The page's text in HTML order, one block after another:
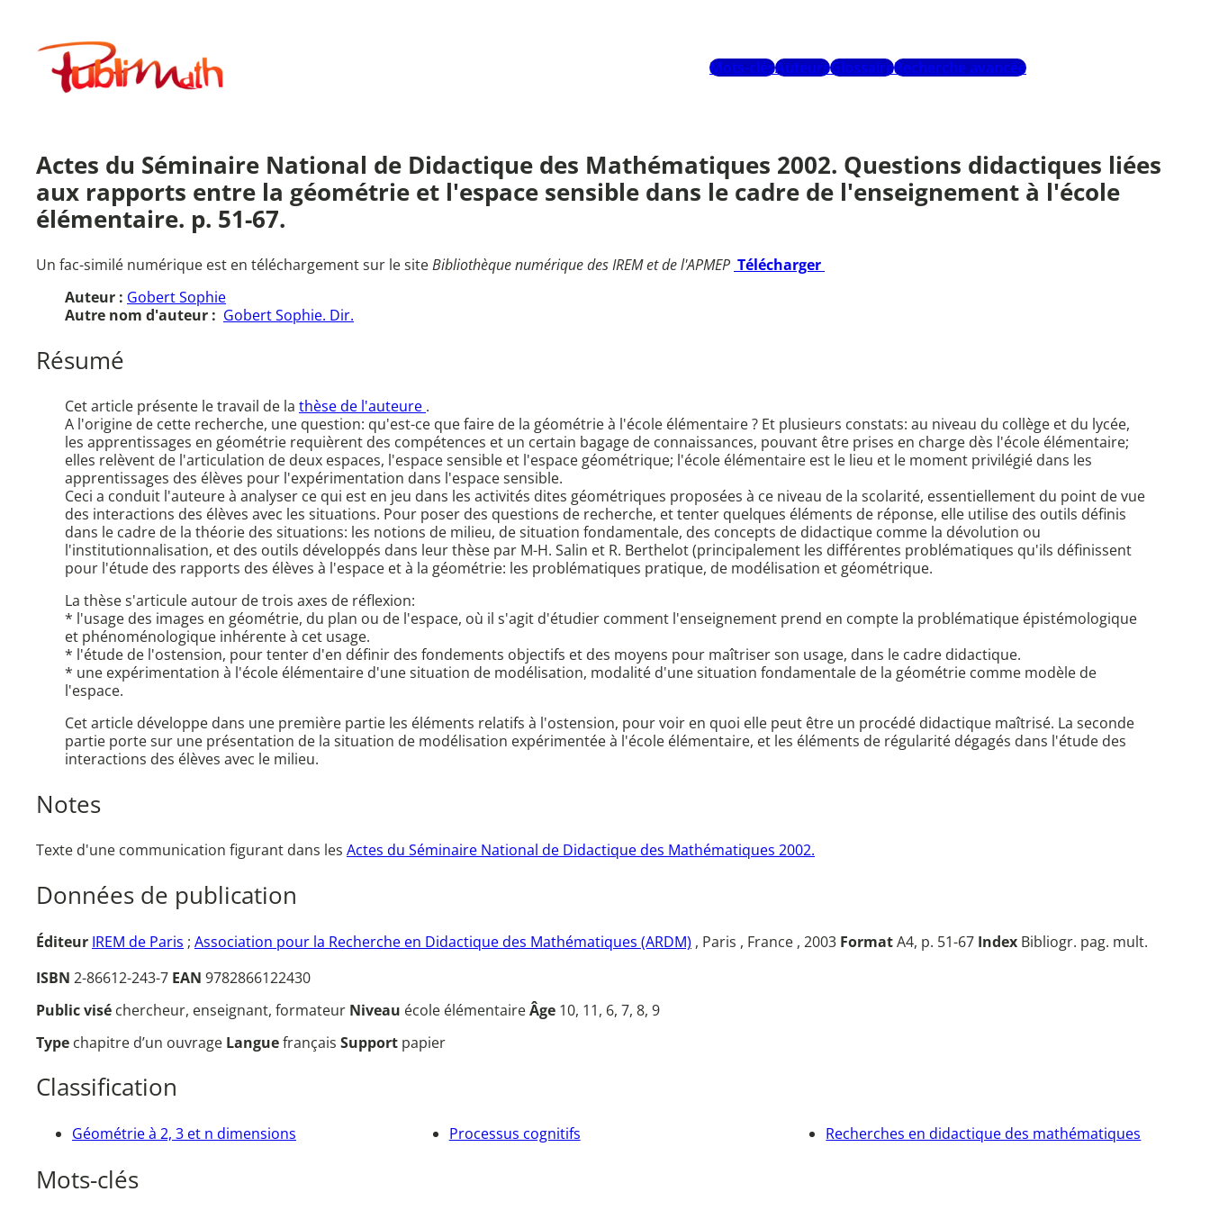
contenuPublimath
Mots-clésAuteursGlossaireRecherche avancée
Actes du Séminaire National de Didactique des Mathématiques 2002. Questions didactiques liées
aux rapports entre la géométrie et l'espace sensible dans le cadre de l'enseignement à l'école
élémentaire. p. 51-67.
Un fac-similé numérique est en téléchargement sur le siteBibliothèque numérique des IREM et de l'APMEP Télécharger
Auteur : Gobert Sophie
Autre nom d'auteur : Gobert Sophie. Dir.
Résumé
Cet article présente le travail de la thèse de l'auteure .
A l'origine de cette recherche, une question: qu'est-ce que faire de la géométrie à l'école élémentaire ? Et plusieurs constats: au niveau du collège et du lycée,
les apprentissages en géométrie requièrent des compétences et un certain bagage de connaissances, pouvant être prises en charge dès l'école élémentaire;
elles relèvent de l'articulation de deux espaces, l'espace sensible et l'espace géométrique; l'école élémentaire est le lieu et le moment privilégié dans les
apprentissages des élèves pour l'expérimentation dans l'espace sensible.
Ceci a conduit l'auteure à analyser ce qui est en jeu dans les activités dites géométriques proposées à ce niveau de la scolarité, essentiellement du point de vue
des interactions des élèves avec les situations. Pour poser des questions de recherche, et tenter quelques éléments de réponse, elle utilise des outils définis
dans le cadre de la théorie des situations: les notions de milieu, de situation fondamentale, des concepts de didactique comme la dévolution ou
l'institutionnalisation, et des outils développés dans leur thèse par M-H. Salin et R. Berthelot (principalement les différentes problématiques qu'ils définissent
pour l'étude des rapports des élèves à l'espace et à la géométrie: les problématiques pratique, de modélisation et géométrique.
La thèse s'articule autour de trois axes de réflexion:
* l'usage des images en géométrie, du plan ou de l'espace, où il s'agit d'étudier comment l'enseignement prend en compte la problématique épistémologique
et phénoménologique inhérente à cet usage.
* l'étude de l'ostension, pour tenter d'en définir des fondements objectifs et des moyens pour maîtriser son usage, dans le cadre didactique.
* une expérimentation à l'école élémentaire d'une situation de modélisation, modalité d'une situation fondamentale de la géométrie comme modèle de
l'espace.
Cet article développe dans une première partie les éléments relatifs à l'ostension, pour voir en quoi elle peut être un procédé didactique maîtrisé. La seconde
partie porte sur une présentation de la situation de modélisation expérimentée à l'école élémentaire, et les éléments de régularité dégagés dans l'étude des
interactions des élèves avec le milieu.
Notes
Texte d'une communication figurant dans les Actes du Séminaire National de Didactique des Mathématiques 2002.
Données de publication
Éditeur IREM de Paris ; Association pour la Recherche en Didactique des Mathématiques (ARDM) , Paris , France , 2003 FormatA4, p. 51-67 Index Bibliogr. pag. mult.
ISBN 2-86612-243-7 EAN 9782866122430
Public visé chercheur, enseignant, formateur Niveau école élémentaireÂge 10, 11, 6, 7, 8, 9
Type chapitre d’un ouvrage Languefrançais Support papier
Classification
Géométrie à 2, 3 et n dimensions Processus cognitifs Recherches en didactique des mathématiques
Mots-clés